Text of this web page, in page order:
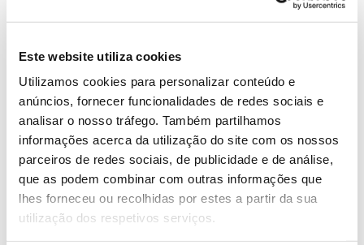
Este website utiliza cookies
Utilizamos cookies para personalizar conteúdo e
anúncios, fornecer funcionalidades de redes sociais e
analisar o nosso tráfego. Também partilhamos
informações acerca da utilização do site com os nossos
parceiros de redes sociais, de publicidade e de análise,
que as podem combinar com outras informações que
lhes forneceu ou recolhidas por estes a partir da sua
utilização dos respetivos serviços.